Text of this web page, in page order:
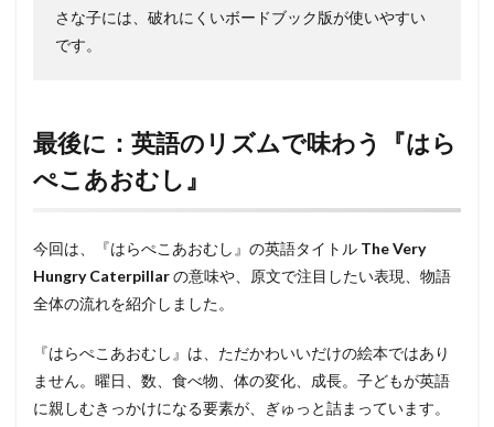
さな子には、破れにくいボードブック版が使いやすい
です。
最後に：英語のリズムで味わう『はら
ぺこあおむし』
今回は、『はらぺこあおむし』の英語タイトル The Very
Hungry Caterpillarの意味や、原文で注目したい表現、物語
全体の流れを紹介しました。
『はらぺこあおむし』は、ただかわいいだけの絵本ではあり
ません。曜日、数、食べ物、体の変化、成長。子どもが英語
に親しむきっかけになる要素が、ぎゅっと詰まっています。